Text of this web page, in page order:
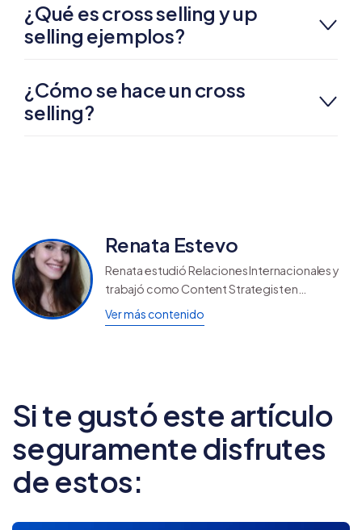
¿Qué es cross selling y up
selling ejemplos?
¿Cómo se hace un cross
selling?
Renata Estevo
Renata estudió Relaciones Internacionales y
trabajó como Content Strategist en
Tiendanube. Adora coleccionar tarjetas
postales, no se pierde un juego de su equipo
Ver más contenido
Si te gustó este artículo
seguramente disfrutes
de estos: